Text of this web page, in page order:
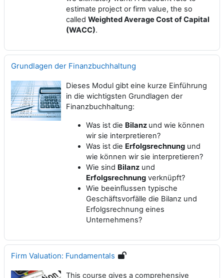
estimate project or firm value, the so
called Weighted Average Cost of Capital
(WACC).
Grundlagen der Finanzbuchhaltung
Dieses Modul gibt eine kurze Einführung
in die wichtigsten Grundlagen der
Finanzbuchhaltung:
Was ist die Bilanz und wie können
wir sie interpretieren?
Was ist die Erfolgsrechnung und
wie können wir sie interpretieren?
Wie sind Bilanz und
Erfolgsrechnung verknüpft?
Wie beeinflussen typische
Geschäftsvorfälle die Bilanz und
Erfolgsrechnung eines
Unternehmens?
Firm Valuation: Fundamentals
This course gives a comprehensive